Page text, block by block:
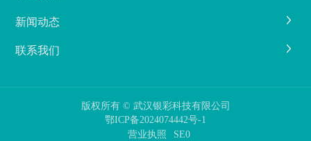
新闻动态
联系我们
版权所有 © 武汉银彩科技有限公司
鄂ICP备2024074442号-1
营业执照
SE0